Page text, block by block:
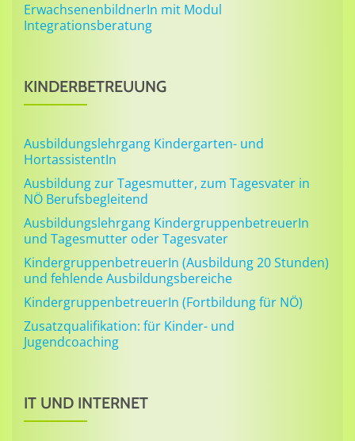
ErwachsenenbildnerIn mit Modul
Integrationsberatung
KINDERBETREUUNG
Ausbildungslehrgang Kindergarten- und
HortassistentIn
Ausbildung zur Tagesmutter, zum Tagesvater in
NÖ Berufsbegleitend
Ausbildungslehrgang KindergruppenbetreuerIn
und Tagesmutter oder Tagesvater
KindergruppenbetreuerIn (Ausbildung 20 Stunden)
und fehlende Ausbildungsbereiche
KindergruppenbetreuerIn (Fortbildung für NÖ)
Zusatzqualifikation: für Kinder- und
Jugendcoaching
IT UND INTERNET